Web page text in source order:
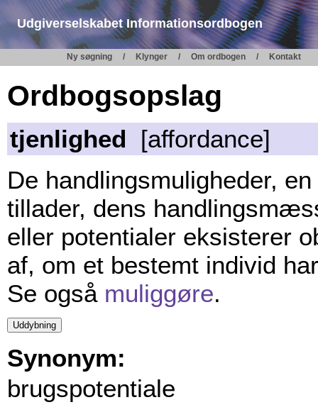
Udgiverselskabet Informationsordbogen
Ny søgning Klynger Om ordbogen Kontakt
Ordbogsopslag
tjenlighed [affordance]
De handlingsmuligheder,
tillader, dens
eller potentialer eksisterer
af, om et bestemt individ
Se også muliggøre.
Synonym:
brugspotentiale